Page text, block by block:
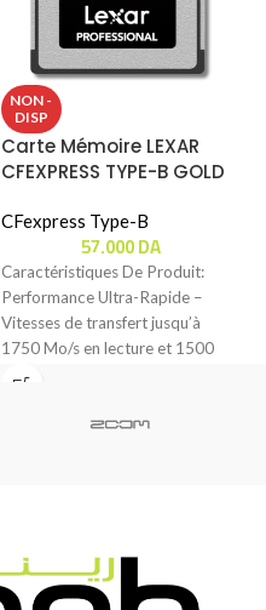
NON -
DISP
Carte Mémoire LEXAR
CFEXPRESS TYPE-B GOLD
CFexpress Type-B
57.000DA
Caractéristiques De Produit:
Performance Ultra-Rapide –
Vitesses de transfert jusqu’à
1750 Mo/s en lecture et 1500
Mo/s en écriture pour